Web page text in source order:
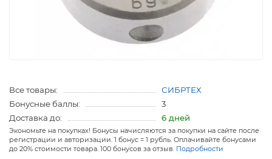
Все товары:
СИБРТЕХ
Бонусные баллы:
3
Доставка до:
6 дней
Экономьте на покупках! Бонусы начисляются за покупки на сайте после
регистрации и авторизации. 1 бонус = 1 рубль. Оплачивайте бонусами
до 20% стоимости товара. 100 бонусов за отзыв. Подробности